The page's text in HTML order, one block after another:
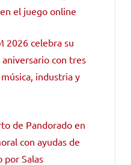
el juego online
2026 celebra su
con tres
industria y
de Pandorado en
con ayudas de
por Salas